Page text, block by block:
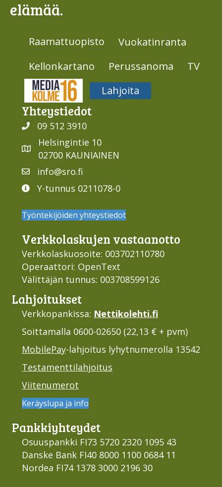
elämää.
Raamattuopisto
Vuokatinranta
Kellonkartano
Perussanoma
TV
Media316
Lahjoita
Yhteys­tiedot
09 512 3910
Helsingintie 10
02700 KAUNIAINEN
info@sro.fi
Y-tunnus 0211078-0
Työntekijöiden yhteystiedot
Verkko­laskujen vastaan­otto
Verkkolaskuosoite: 003702110780
Operaattori: OpenText
Välittäjän tunnus: 003708599126
Lahjoi­tukset
Verkkopankissa: Nettikolehti.fi
Soittamalla 0600-02650 (22,13 € + pvm)
MobilePay-lahjoitus lyhytnumerolla 13542
Testamenttilahjoitus
Viitenumerot
Keräyslupa ja info
Pankki­yhteydet
Osuuspankki FI73 5720 2320 1095 43
Danske Bank FI40 8000 1100 0684 11
Nordea FI74 1378 3000 2196 30